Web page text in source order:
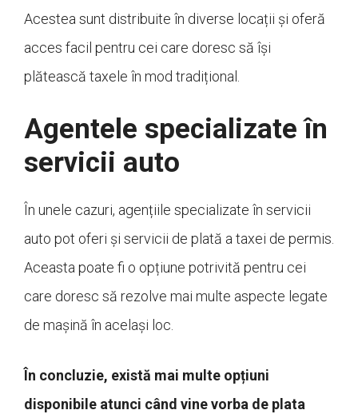
Acestea sunt distribuite în diverse locații și oferă
acces facil pentru cei care doresc să își
plătească taxele în mod tradițional.
Agentele specializate în
servicii auto
În unele cazuri, agențiile specializate în servicii
auto pot oferi și servicii de plată a taxei de permis.
Aceasta poate fi o opțiune potrivită pentru cei
care doresc să rezolve mai multe aspecte legate
de mașină în același loc.
În concluzie, există mai multe opțiuni
disponibile atunci când vine vorba de plata